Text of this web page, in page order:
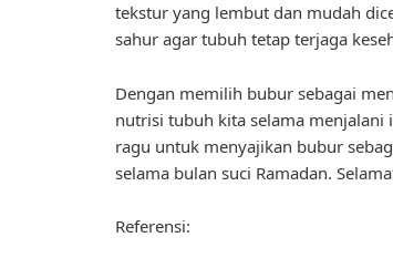
tekstur yang lembut dan mudah
sahur agar tubuh tetap terjaga
Dengan memilih bubur sebagai
nutrisi tubuh kita selama menjalani
ragu untuk menyajikan bubur
selama bulan suci Ramadan.
Referensi: